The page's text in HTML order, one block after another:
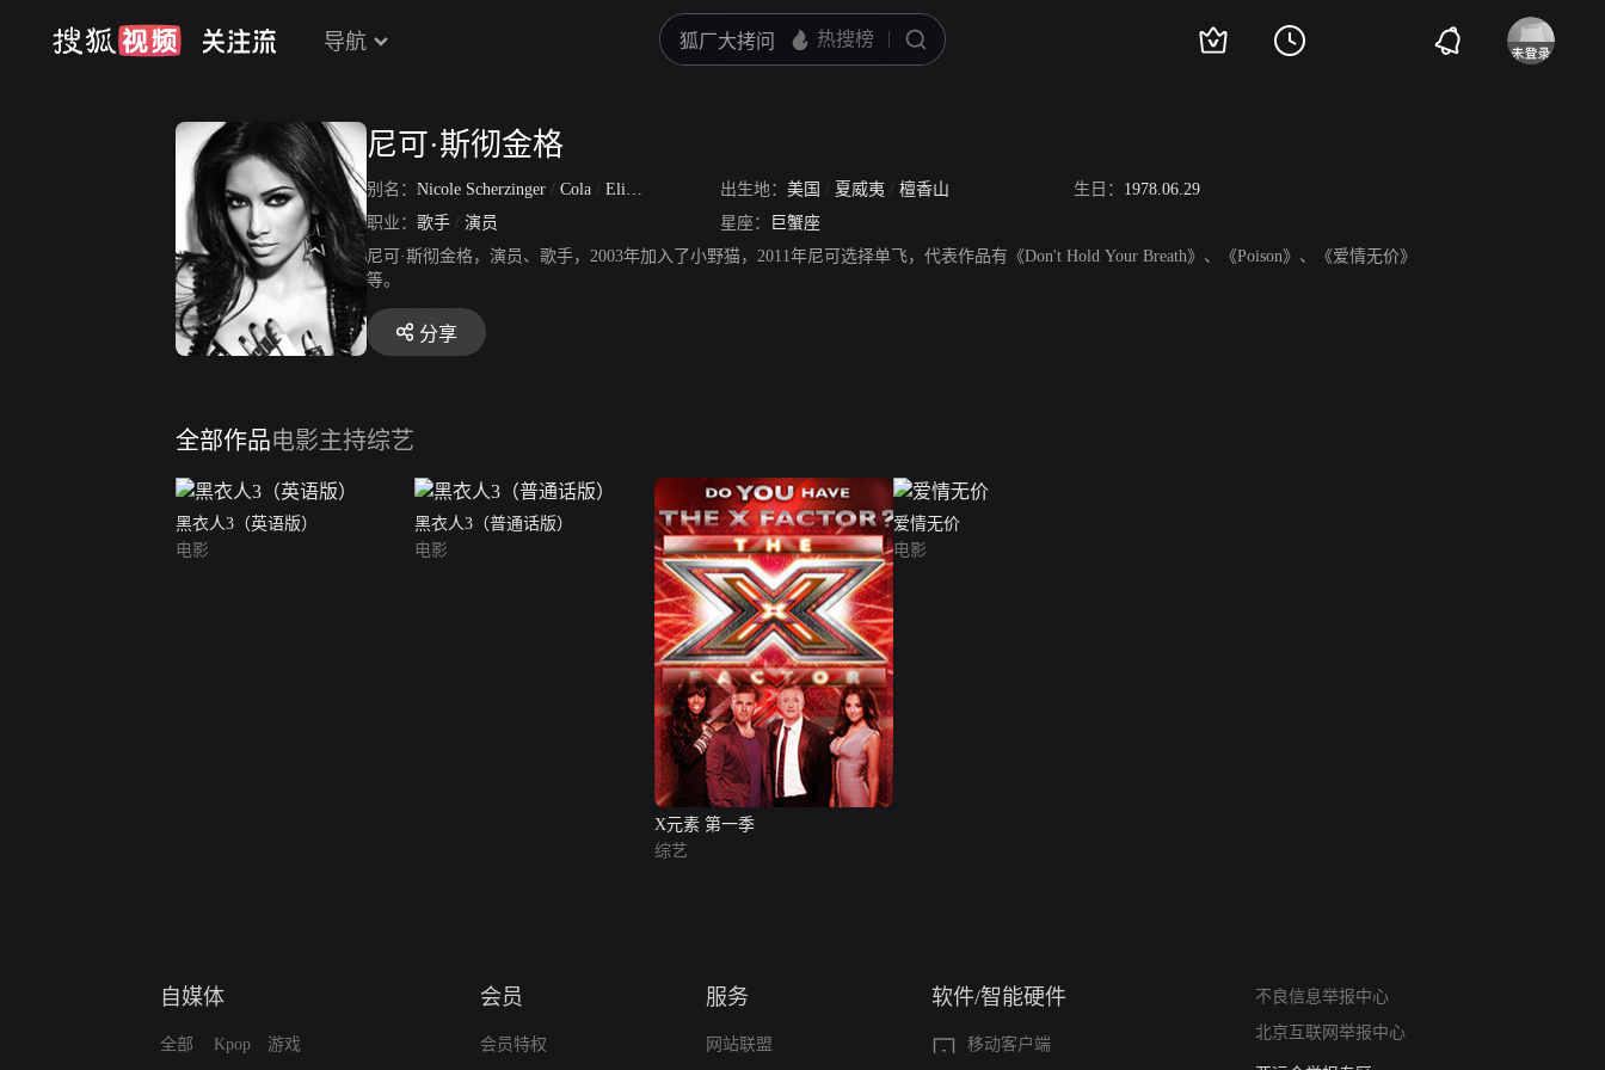
导航
尼可·斯彻金格
别名： Nicole Scherzinger / Cola / Elikolani The Lead Pussycat/ Nicole Elikolani Valiente Prescovia Scherzinger
出生地： 美国 / 夏威夷 / 檀香山 生日： 1978.06.29
职业： 歌手 / 演员 星座：
巨蟹座
尼可·斯彻金格，演员、歌手，2003年加入了小野猫，2011年尼可选择单飞，代表作品有《Don't Hold Your Breath》、《Poison》、《爱情无价》
等。
分享
全部作品电影主持综艺
黑衣人3（英语版）
电影
黑衣人3（普通话版）
电影
X元素 第一季
综艺
爱情无价
电影
自媒体
全部 Kpop 游戏
会员
会员特权
服务
网站联盟
软件/智能硬件
移动客户端
不良信息举报中心
北京互联网举报中心
算法推荐专项举报